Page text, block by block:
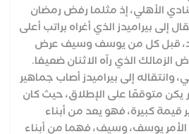
الأهلي، إذ مثلما رفض رمضان
إلى بيراميدز الذي أغراه براتب أعلى
قبل كل من يوسف وسيف عرض
الزمالك الذي رآه الاثنان ضعيفا.
إلى بيراميدز أصاب جماهير
يكن متوقعًا على الإطلاق، حيث كان
قيمة كبيرة، فهو يعد من أبناء
الأمر يوسف، وسيف، فهما من أبناء